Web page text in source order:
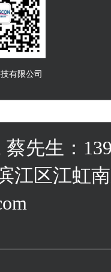
有限公司
蔡先生：
江区江虹